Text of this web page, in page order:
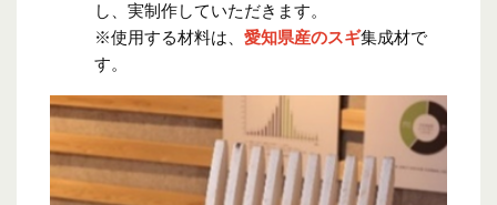
し、実制作していただきます。
※使用する材料は、 愛知県産のスギ集成材で
す。